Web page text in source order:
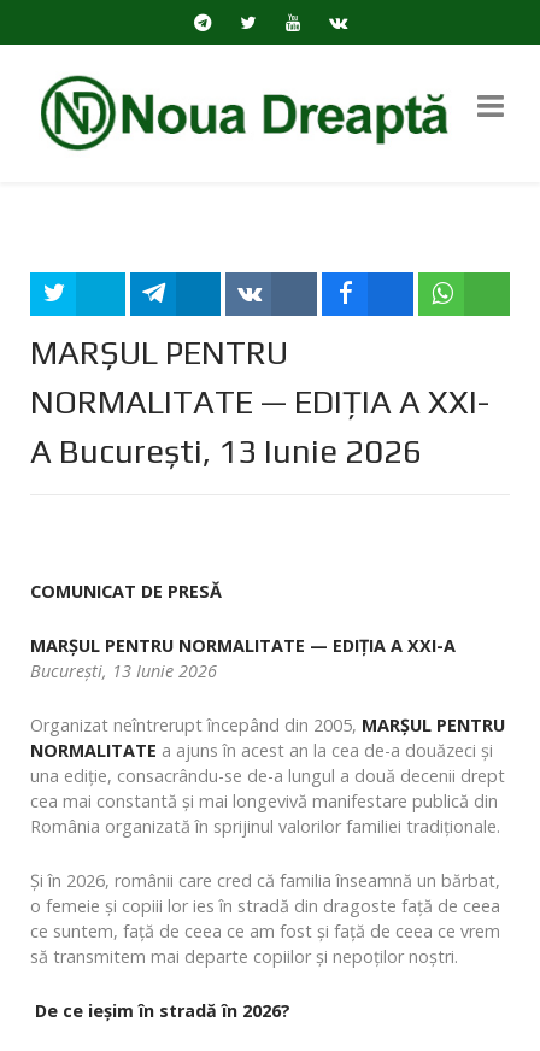
MARȘUL PENTRU
NORMALITATE — EDIȚIA A XXI-
A București, 13 Iunie 2026
COMUNICAT DE PRESĂ
MARȘUL PENTRU NORMALITATE — EDIȚIA A XXI-A
București, 13 Iunie 2026
Organizat neîntrerupt începând din 2005, MARȘUL PENTRU
NORMALITATE a ajuns în acest an la cea de-a douăzeci și
una ediție, consacrându-se de-a lungul a două decenii drept
cea mai constantă și mai longevivă manifestare publică din
România organizată în sprijinul valorilor familiei tradiționale.
Și în 2026, românii care cred că familia înseamnă un bărbat,
o femeie și copiii lor ies în stradă din dragoste față de ceea
ce suntem, față de ceea ce am fost și față de ceea ce vrem
să transmitem mai departe copiilor și nepoților noștri.
De ce ieșim în stradă în 2026?